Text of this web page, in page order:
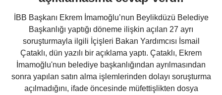
İBB Başkanı Ekrem İmamoğlu’nun Beylikdüzü Belediye
Başkanlığı yaptığı döneme ilişkin açılan 27 ayrı
soruşturmayla ilgili İçişleri Bakan Yardımcısı İsmail
Çataklı, dün yazılı bir açıklama yaptı. Çataklı, Ekrem
İmamoğlu'nun belediye başkanlığından ayrılmasından
sonra yapılan satın alma işlemlerinden dolayı soruşturma
açılmadığını, ifade öncesinde müfettişlikten dosya